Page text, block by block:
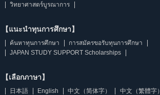
วิทยาศาสตร์บูรณาการ
【แนะนำทุนการศึกษา】
ค้นหาทุนการศึกษา
การสมัครขอรับทุนการศึกษา
JAPAN STUDY SUPPORT Scholarships
【เลือกภาษา】
日本語 English 中文（简体字） 中文（繁體字）